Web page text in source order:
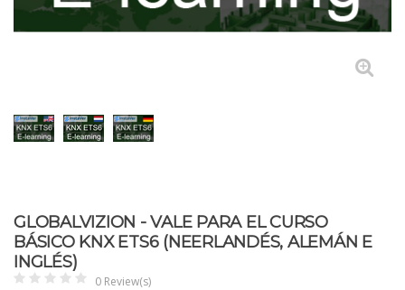
GLOBALVIZION - VALE PARA EL CURSO
BÁSICO KNX ETS6 (NEERLANDÉS, ALEMÁN E
INGLÉS)
0 Review(s)